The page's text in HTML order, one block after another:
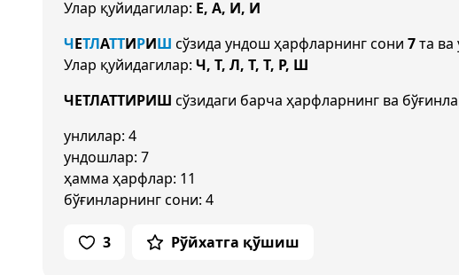
Улар қуйидагилар: Е, А, И, И
ЧЕТЛАТТИРИШ сўзида ундош ҳарфларнинг сони 7та ва
Улар қуйидагилар: Ч, Т, Л, Т, Т, Р, Ш
ЧЕТЛАТТИРИШ сўзидаги барча ҳарфларнинг ва
унлилар: 4
ундошлар: 7
ҳамма ҳарфлар: 11
бўғинларнинг сони: 4
3 Рўйхатга қўшиш